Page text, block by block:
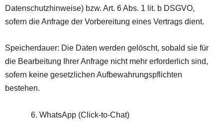
Datenschutzhinweise) bzw. Art. 6 Abs. 1 lit. b DSGVO,
sofern die Anfrage der Vorbereitung eines Vertrags dient.
Speicherdauer: Die Daten werden gelöscht, sobald sie für
die Bearbeitung Ihrer Anfrage nicht mehr erforderlich sind,
sofern keine gesetzlichen Aufbewahrungspflichten
bestehen.
WhatsApp (Click-to-Chat)